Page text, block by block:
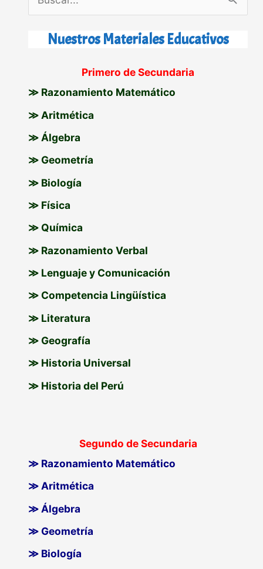
u
r
p
o
Nuestros Materiales Educativos
Primero de Secundaria
≫ Razonamiento Matemático
≫ Aritmética
≫ Álgebra
≫ Geometría
≫ Biología
≫ Física
≫ Química
≫ Razonamiento Verbal
≫ Lenguaje y Comunicación
≫ Competencia Lingüística
≫ Literatura
≫ Geografía
≫ Historia Universal
≫ Historia del Perú
Segundo de Secundaria
≫ Razonamiento Matemático
≫ Aritmética
≫ Álgebra
≫ Geometría
≫ Biología